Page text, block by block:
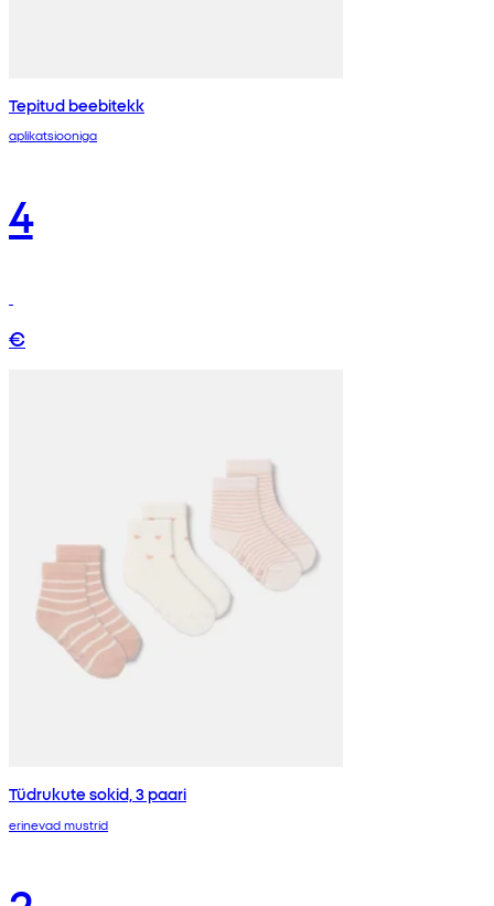
Tepitud beebitekk
aplikatsiooniga
4
€
Tüdrukute sokid, 3 paari
erinevad mustrid